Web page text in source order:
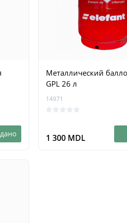
0
3 299 MDL
Металлический
GPL 26 л
14971
1 300 MDL